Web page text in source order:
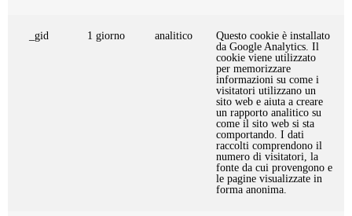
_gid 1 giorno analitico
Questo cookie è installato
da Google Analytics. Il
cookie viene utilizzato
per memorizzare
informazioni su come i
visitatori utilizzano un
sito web e aiuta a creare
un rapporto analitico su
come il sito web si sta
comportando. I dati
raccolti comprendono il
numero di visitatori, la
fonte da cui provengono e
le pagine visualizzate in
forma anonima.